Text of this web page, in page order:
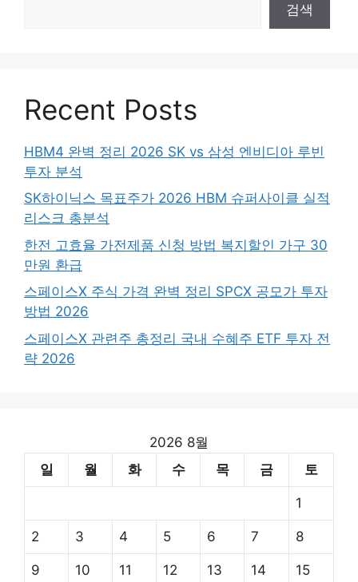
검색
Recent Posts
HBM4 완벽 정리 2026 SK vs 삼성 엔비디아 루빈
투자 분석
SK하이닉스 목표주가 2026 HBM 슈퍼사이클 실적
리스크 총분석
한전 고효율 가전제품 신청 방법 복지할인 가구 30
만원 환급
스페이스X 주식 가격 완벽 정리 SPCX 공모가 투자
방법 2026
스페이스X 관련주 총정리 국내 수혜주 ETF 투자 전
략 2026
2026 8월
일
월 화 수 목 금 토
1
2 3 4 5 6 7 8
9 10 11 12 13 14 15